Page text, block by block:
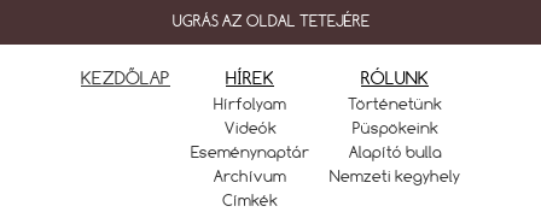
UGRÁS AZ OLDAL TETEJÉRE
KEZDŐLAP HÍREK
Hírfolyam
Videók
Eseménynaptár
Archívum
Címkék
RÓLUNK
Történetünk
Püspökeink
Alapító bulla
Nemzeti kegyhely